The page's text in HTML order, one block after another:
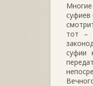
суфиев
тот –
суфии